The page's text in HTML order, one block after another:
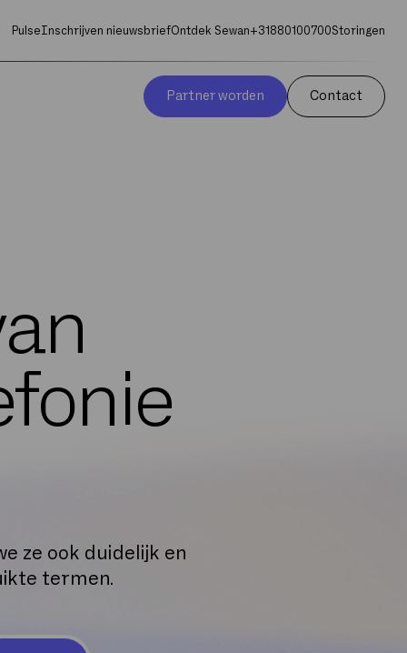
PulseInschrijven nieuwsbriefOntdek Sewan+31880100700Storingen
Partner worden Contact
ze ook duidelijk en
termen.